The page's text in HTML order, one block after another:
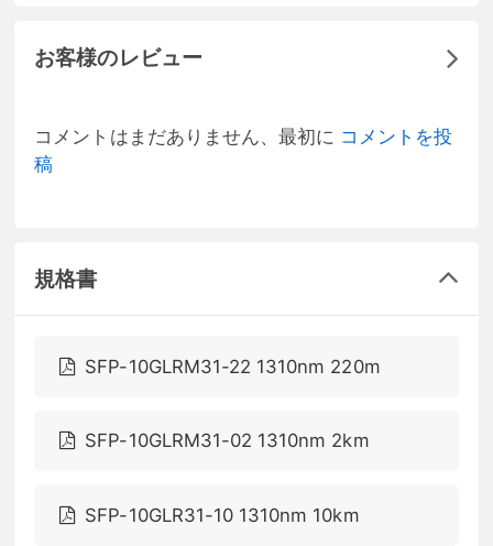
お客様のレビュー
コメントはまだありません、最初に コメントを投
稿
規格書
SFP-10GLRM31-22 1310nm 220m
SFP-10GLRM31-02 1310nm 2km
SFP-10GLR31-10 1310nm 10km